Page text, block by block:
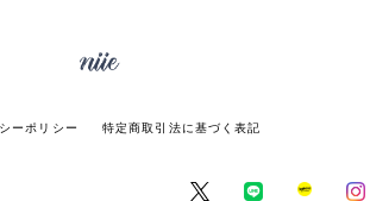
ーポリシー 特定商取引法に基づく表記